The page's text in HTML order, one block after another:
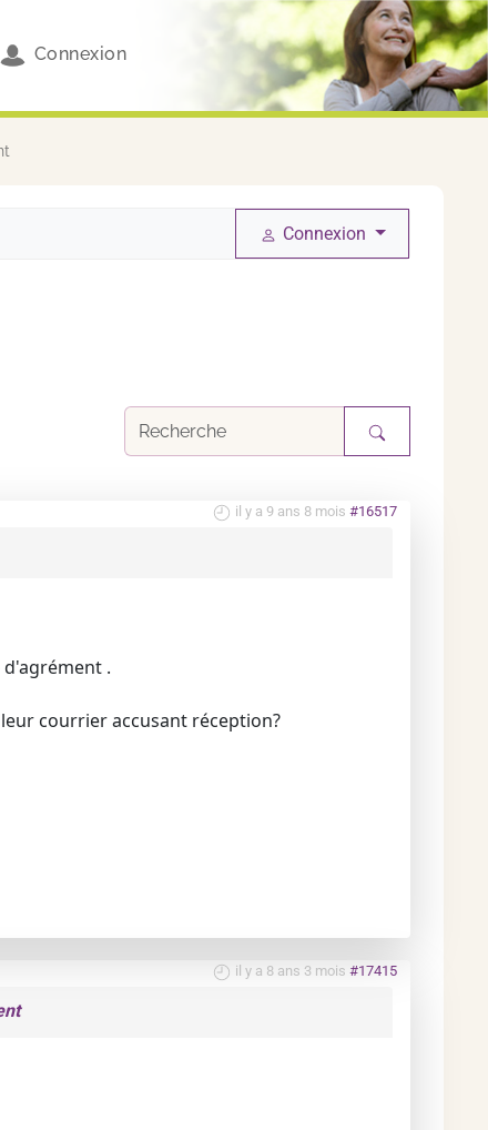
Connexion
Connexion
il y a 9 ans 8 mois #16517
.
courrier accusant réception?
il y a 8 ans 3 mois #17415